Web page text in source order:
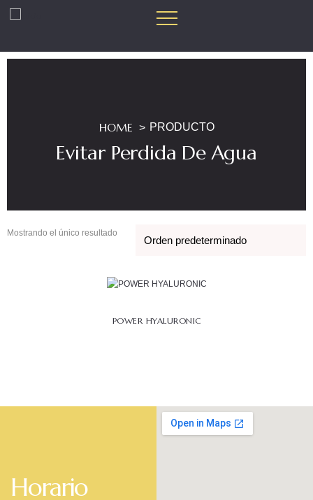
HOME PRODUCTO
Evitar Perdida De Agua
Mostrando el único resultado
POWER HYALURONIC
Horario